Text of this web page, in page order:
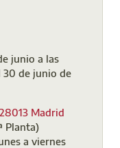
junio a las
30 de junio de
Madrid
Planta)
a viernes